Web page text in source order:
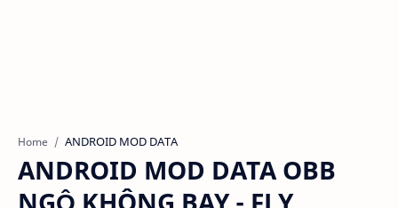
Home ANDROID MOD DATA
ANDROID MOD DATA OBB